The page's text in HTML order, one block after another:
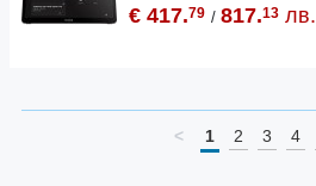
€ 417.79 / 817.13 лв.
< 1 2 3 4